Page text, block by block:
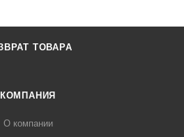
ТОВАРА
КОМПАНИЯ
О компании